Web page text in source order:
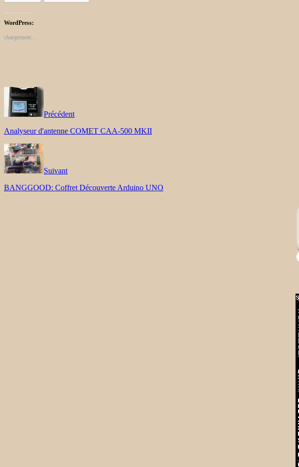
WordPress:
chargement…
Précédent
Analyseur d'antenne COMET CAA-500 MKII
Suivant
BANGGOOD: Coffret Découverte Arduino UNO